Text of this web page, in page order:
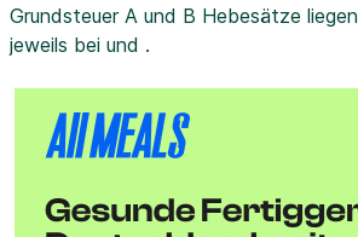
Grundsteuer A und B Hebesätze liegen
jeweils bei und .